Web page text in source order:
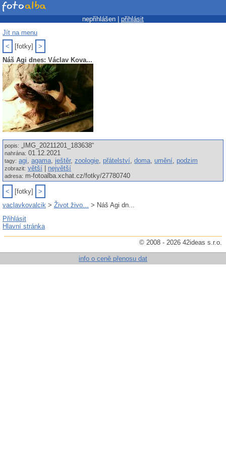
nepřihlášen | přihlásit
Jít na menu
<
[fotky]
>
Náš Agi dnes: Václav Kova...
popis: „IMG_20211201_183638“
nahrána: 01.12.2021
tagy: agi, agama, ještěr, zoologie, přátelství, doma, umění, podzim
zobrazit: větší největší
adresa: m-fotoalba.xchat.cz/fotky/27780740
< [fotky]
>
vaclavkovalcik > Život živo... > Náš Agi dn...
Přihlásit
Hlavní stránka
© 2008 - 2026 42ideas s.r.o.
info o ceně přenosu dat